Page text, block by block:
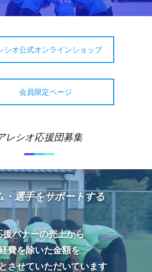
シオ公式オンラインショップ
員限定ページ
レシオ応援団募集
・選手をサポートする
援バナーの売上から
費を除いた金額を
させていただいています